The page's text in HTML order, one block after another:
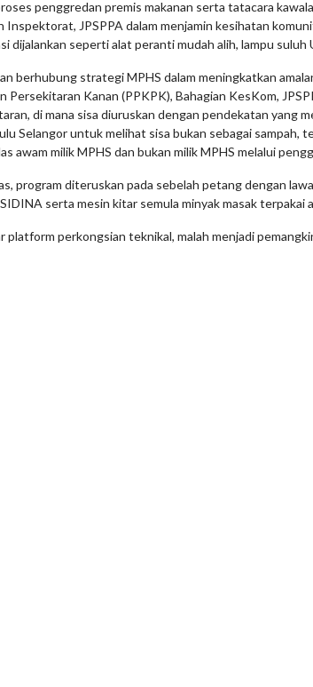
penggredan premis makanan serta tatacara
Inspektorat, JPSPPA dalam menjamin kesihatan
seperti alat peranti mudah alih, lampu suluh
berhubung strategi MPHS dalam meningkatkan
Kanan (PPKPK), Bahagian KesKom,
di mana sisa diuruskan dengan pendekatan yang
Selangor untuk melihat sisa bukan sebagai
awam milik MPHS dan bukan milik MPHS melalui
program diteruskan pada sebelah petang dengan
serta mesin kitar semula minyak masak terpakai
perkongsian teknikal, malah menjadi